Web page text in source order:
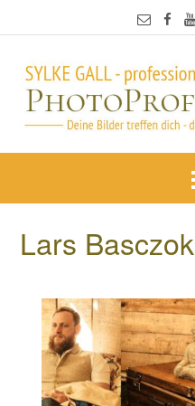
Lars Basczok